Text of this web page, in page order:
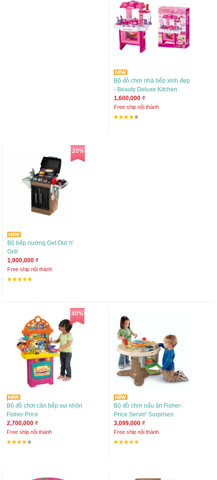
Bộ đồ chơi nhà bếp xinh đẹp
- Beauty Deluxe Kitchen
1,600,000 ₫
Free ship nội thành
20%
Bộ bếp nướng Get Out 'n'
Grill
1,900,000 ₫
Free ship nội thành
40%
Bộ đồ chơi căn bếp vui nhộn
Fisher Price
2,700,000 ₫
Free ship nội thành
Bộ đồ chơi nấu ăn Fisher-
Price Servin' Surprises
3,099,000 ₫
Free ship nội thành